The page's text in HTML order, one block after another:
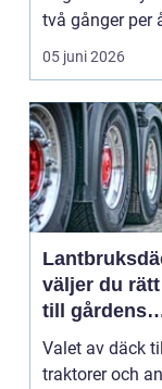
två gånger per
mest känns
05 juni 2026
Lantbruksdäck
väljer du
till gårdens
maskiner
Valet av däck
traktorer och